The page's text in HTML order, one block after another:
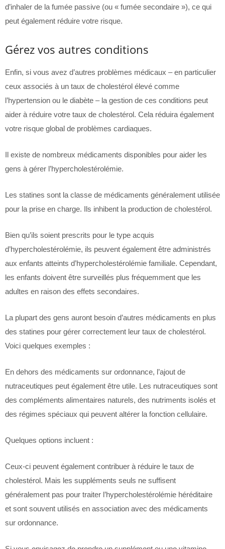
d’inhaler de la fumée passive (ou « fumée secondaire »), ce qui
peut également réduire votre risque.
Gérez vos autres conditions
Enfin, si vous avez d’autres problèmes médicaux – en particulier
ceux associés à un taux de cholestérol élevé comme
l’hypertension ou le diabète – la gestion de ces conditions peut
aider à réduire votre taux de cholestérol. Cela réduira également
votre risque global de problèmes cardiaques.
Il existe de nombreux médicaments disponibles pour aider les
gens à gérer l’hypercholestérolémie.
Les statines sont la classe de médicaments généralement utilisée
pour la prise en charge. Ils inhibent la production de cholestérol.
Bien qu’ils soient prescrits pour le type acquis
d’hypercholestérolémie, ils peuvent également être administrés
aux enfants atteints d’hypercholestérolémie familiale. Cependant,
les enfants doivent être surveillés plus fréquemment que les
adultes en raison des effets secondaires.
La plupart des gens auront besoin d’autres médicaments en plus
des statines pour gérer correctement leur taux de cholestérol.
Voici quelques exemples :
En dehors des médicaments sur ordonnance, l’ajout de
nutraceutiques peut également être utile. Les nutraceutiques sont
des compléments alimentaires naturels, des nutriments isolés et
des régimes spéciaux qui peuvent altérer la fonction cellulaire.
Quelques options incluent :
Ceux-ci peuvent également contribuer à réduire le taux de
cholestérol. Mais les suppléments seuls ne suffisent
généralement pas pour traiter l’hypercholestérolémie héréditaire
et sont souvent utilisés en association avec des médicaments
sur ordonnance.